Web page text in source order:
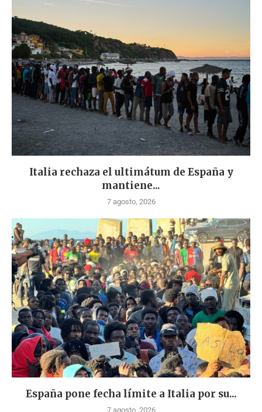
Italia rechaza el ultimátum de España y
mantiene...
7 agosto, 2026
España pone fecha límite a Italia por su...
7 agosto, 2026